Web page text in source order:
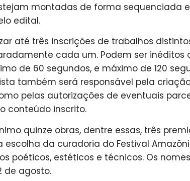
montadas de forma sequenciada
edital.
até três inscrições de trabalhos
cada um. Podem ser inéditos
de 60 segundos, e máximo de 120
também será responsável pela
pelas autorizações de eventuais
conteúdo inscrito.
quinze obras, dentre essas, três
escolha da curadoria do Festival
poéticos, estéticos e técnicos. Os
de agosto.